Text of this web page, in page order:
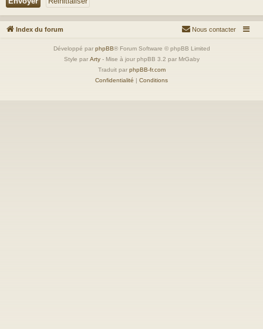
Index du forum Nous contacter
Développé par phpBB® Forum Software © phpBB Limited
Style par Arty- Mise à jour phpBB 3.2 par MrGaby
Traduit par phpBB-fr.com
Confidentialité | Conditions